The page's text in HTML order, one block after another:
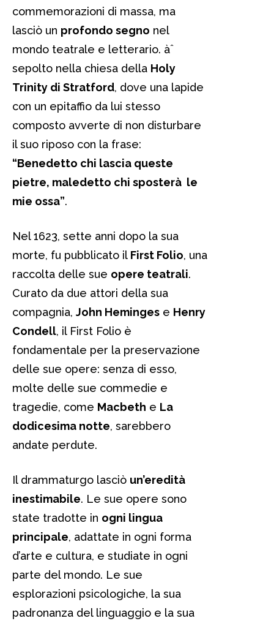
commemorazioni di massa, ma
lasciò un profondo segno nel
mondo teatrale e letterario. àˆ
sepolto nella chiesa della Holy
Trinity di Stratford, dove una lapide
con un epitaffio da lui stesso
composto avverte di non disturbare
il suo riposo con la frase:
“Benedetto chi lascia queste
pietre, maledetto chi sposterà le
mie ossa”.
Nel 1623, sette anni dopo la sua
morte, fu pubblicato il First Folio, una
raccolta delle sue opere teatrali.
Curato da due attori della sua
compagnia, John Heminges e Henry
Condell, il First Folio è
fondamentale per la preservazione
delle sue opere: senza di esso,
molte delle sue commedie e
tragedie, come Macbeth e La
dodicesima notte, sarebbero
andate perdute.
Il drammaturgo lasciò un’eredità
inestimabile. Le sue opere sono
state tradotte in ogni lingua
principale, adattate in ogni forma
d’arte e cultura, e studiate in ogni
parte del mondo. Le sue
esplorazioni psicologiche, la sua
padronanza del linguaggio e la sua